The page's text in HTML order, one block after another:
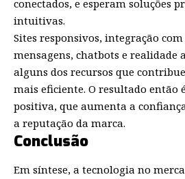
conectados, e esperam soluções
intuitivas.
Sites responsivos, integração
mensagens, chatbots e realidade
alguns dos recursos que
mais eficiente. O resultado então
positiva, que aumenta a
a reputação da marca.
Conclusão
Em síntese, a tecnologia no